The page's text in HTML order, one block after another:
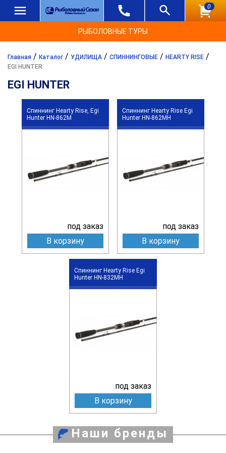
0
РЫБОЛОВНЫЕ ТУРЫ
Главная / Каталог / УДИЛИЩА / СПИННИНГОВЫЕ / HEARTY RISE /
EGI HUNTER
EGI HUNTER
Спиннинг Hearty Rise, Egi
Hunter HN-862M
под заказ
В корзину
Спиннинг Hearty Rise Egi
Hunter HN-862MH
под заказ
В корзину
Спиннинг Hearty Rise Egi
Hunter HN-832MH
под заказ
В корзину
Наши бренды